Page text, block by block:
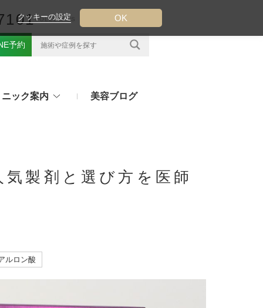
FOLLOW US
予約
注射・点滴治療
コスメ・サプリ
クリニック専売のスキンケアやなど
（TESS LIFT）
グリフト（ウルトラVリフト）
ニック案内 美容ブログ
製剤と選び方を医師
ルロン酸
クッキーの設定 OK